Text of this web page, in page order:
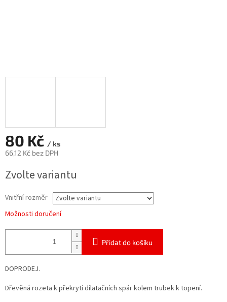
80 Kč / ks
66,12 Kč bez DPH
cena:
Zvolte variantu
Vnitřní rozměr
Možnosti doručení
Přidat do košíku
DOPRODEJ.
Dřevěná rozeta k překrytí dilatačních spár kolem trubek k topení.